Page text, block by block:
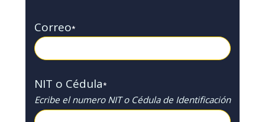
Correo*
NIT o Cédula*
Ecribe el numero NIT o Cédula de Identificación